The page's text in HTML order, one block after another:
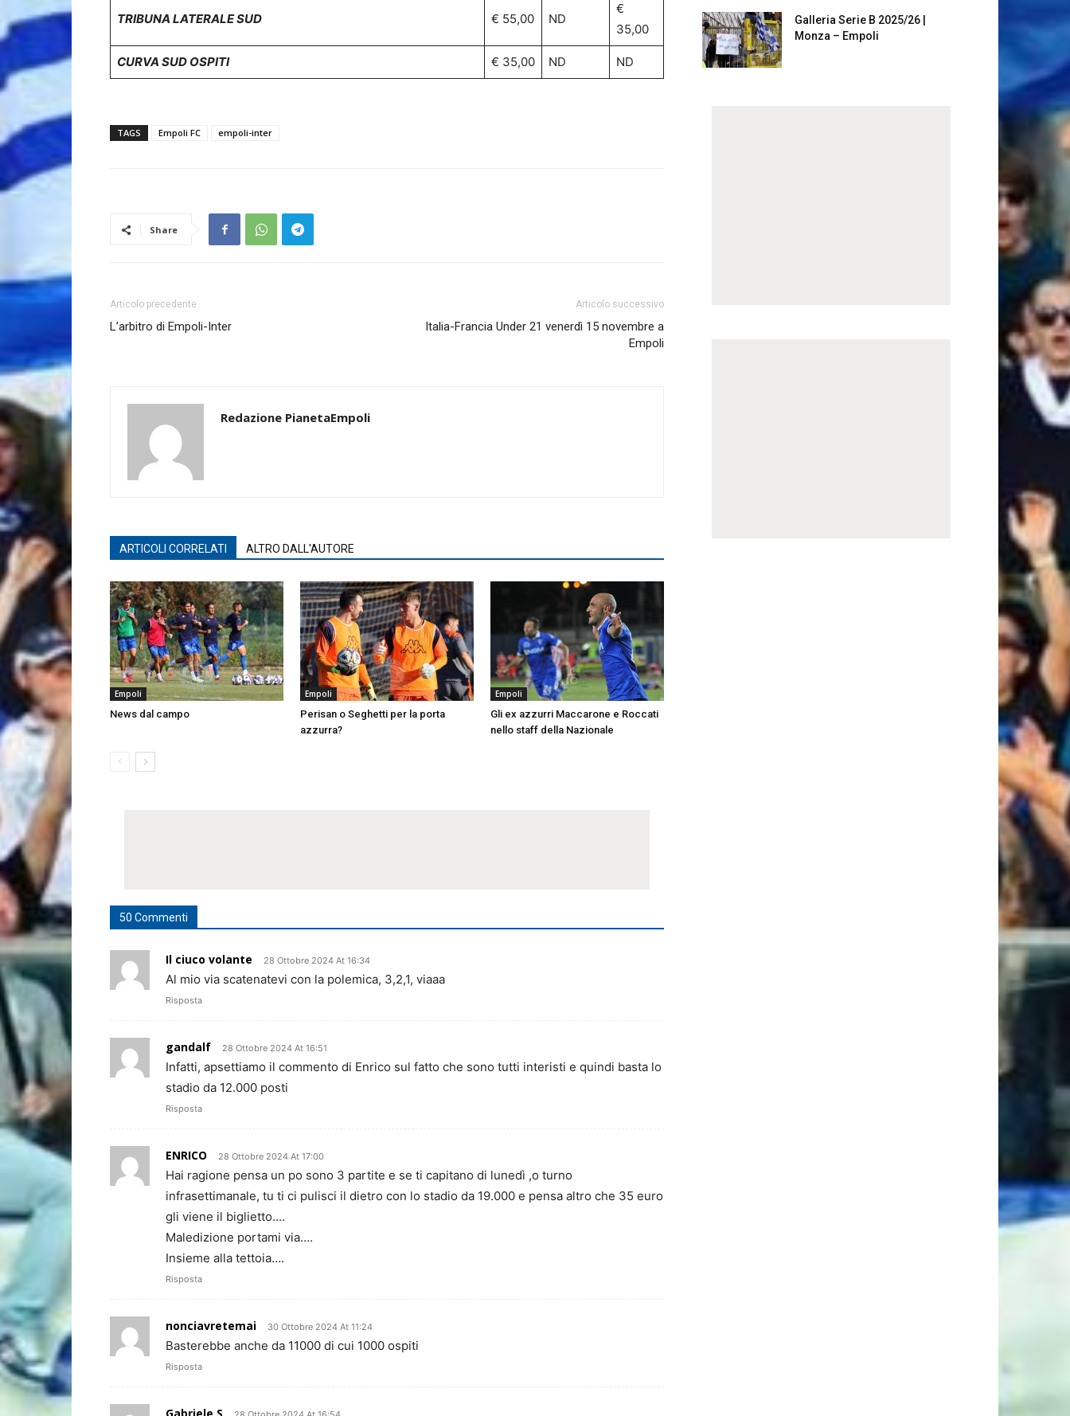
TRIBUNA LATERALE SUD € 55,00 ND
€
35,00
CURVA SUD OSPITI € 35,00 ND ND
TAGS Empoli FC empoli-inter
Share
Articolo precedente
L’arbitro di Empoli-Inter
Articolo successivo
Italia-Francia Under 21 venerdì 15 novembre a
Empoli
Redazione PianetaEmpoli
ARTICOLI CORRELATI ALTRO DALL'AUTORE
Empoli
News dal campo
Empoli
Perisan o Seghetti per la porta
azzurra?
Empoli
Gli ex azzurri Maccarone e Roccati
nello staff della Nazionale
50 Commenti
Il ciuco volante 28 Ottobre 2024 At 16:34
Al mio via scatenatevi con la polemica, 3,2,1, viaaa
Risposta
gandalf 28 Ottobre 2024 At 16:51
Infatti, apsettiamo il commento di Enrico sul fatto che sono tutti interisti e quindi basta lo
stadio da 12.000 posti
Risposta
ENRICO 28 Ottobre 2024 At 17:00
Hai ragione pensa un po sono 3 partite e se ti capitano di lunedì ,o turno
infrasettimanale, tu ti ci pulisci il dietro con lo stadio da 19.000 e pensa altro che 35 euro
gli viene il biglietto….
Maledizione portami via….
Insieme alla tettoia….
Risposta
nonciavretemai 30 Ottobre 2024 At 11:24
Basterebbe anche da 11000 di cui 1000 ospiti
Risposta
Galleria Serie B 2025/26 |
Monza – Empoli